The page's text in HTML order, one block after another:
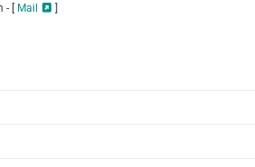
- [ Mail ]